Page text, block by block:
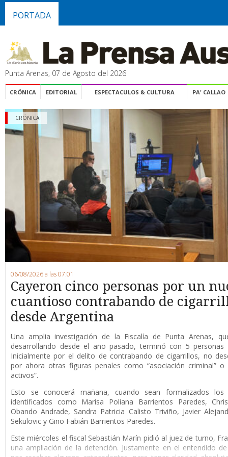
PORTADA
Punta Arenas, 07 de Agosto del 2026
CRÓNICA EDITORIAL ESPECTACULOS & CULTURA PA' CALLAO
CRÓNICA
06/08/2026 a las 07:01
Cayeron cinco personas por un
cuantioso contrabando de
desde Argentina
Una amplia investigación de la Fiscalía de Punta Arenas,
desarrollando desde el año pasado, terminó con 5 personas
Inicialmente por el delito de contrabando de cigarrillos, no
por ahora otras figuras penales como “asociación criminal” o
activos”.
Esto se conocerá mañana, cuando sean formalizados los
identificados como Marisa Poliana Barrientos Paredes,
Obando Andrade, Sandra Patricia Calisto Triviño, Javier
Sekulovic y Gino Fabián Barrientos Paredes.
Este miércoles el fiscal Sebastián Marín pidió al juez de turno,
una ampliación de la detención. Justamente en el entendido